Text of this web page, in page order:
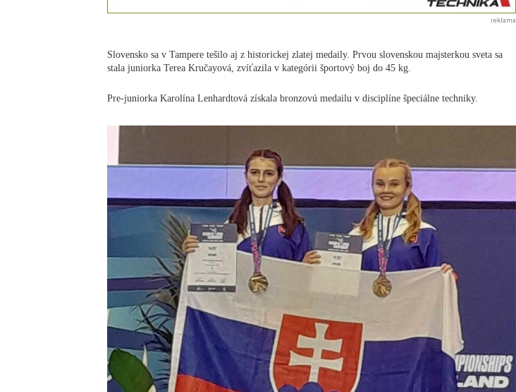
reklama
Slovensko sa v Tampere tešilo aj z historickej zlatej medaily. Prvou slovenskou majsterkou sveta sa
stala juniorka Terea Kručayová, zvíťazila v kategórii športový boj do 45 kg.
Pre-juniorka Karolína Lenhardtová získala bronzovú medailu v disciplíne špeciálne techniky.